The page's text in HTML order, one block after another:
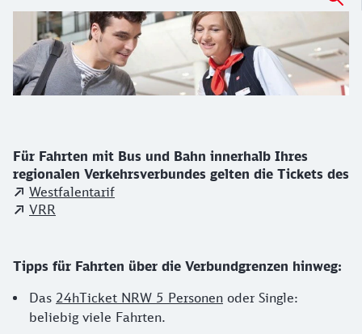
Infos zum Fahren im Westfalentarif
Für Fahrten mit Bus und Bahn innerhalb Ihres
regionalen Verkehrsverbundes gelten die Tickets des
Westfalentarif
VRR
Besondere Ticket-Tipps
Tipps für Fahrten über die Verbundgrenzen hinweg:
Das 24hTicket NRW 5 Personen oder Single:
beliebig viele Fahrten.